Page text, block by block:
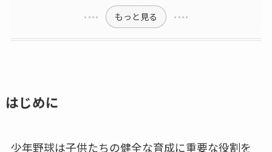
もっと見る
はじめに
少年野球は子供たちの健全な育成に重要な役割を